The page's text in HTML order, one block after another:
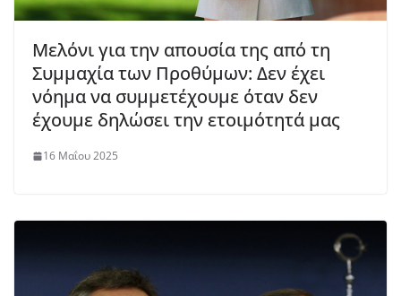
Μελόνι για την απουσία της από τη
Συμμαχία των Προθύμων: Δεν έχει
νόημα να συμμετέχουμε όταν δεν
έχουμε δηλώσει την ετοιμότητά μας
16 Μαΐου 2025